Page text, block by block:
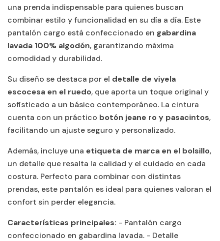
una prenda indispensable para quienes buscan
combinar estilo y funcionalidad en su día a día. Este
pantalón cargo está confeccionado en gabardina
lavada 100% algodón, garantizando máxima
comodidad y durabilidad.
Su diseño se destaca por el detalle de viyela
escocesa en el ruedo, que aporta un toque original y
sofisticado a un básico contemporáneo. La cintura
cuenta con un práctico botón jeane ro y pasacintos,
facilitando un ajuste seguro y personalizado.
Además, incluye una etiqueta de marca en el bolsillo,
un detalle que resalta la calidad y el cuidado en cada
costura. Perfecto para combinar con distintas
prendas, este pantalón es ideal para quienes valoran el
confort sin perder elegancia.
Características principales: - Pantalón cargo
confeccionado en gabardina lavada. - Detalle